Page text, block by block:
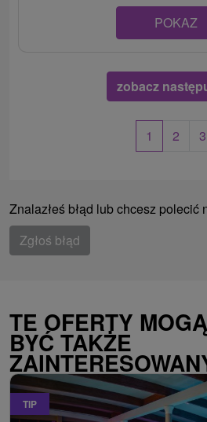
POKAZ
zobacz
1 2 3
Znalazłeś błąd lub chcesz polecić
Zgłoś błąd
TE OFERTY
BYĆ TAKŻE
TIP